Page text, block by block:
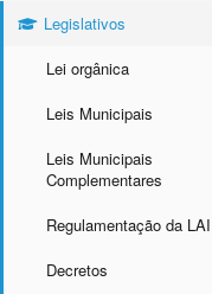
Legislativos
Lei orgânica
Leis Municipais
Leis Municipais
Complementares
Regulamentação da LAI
Decretos